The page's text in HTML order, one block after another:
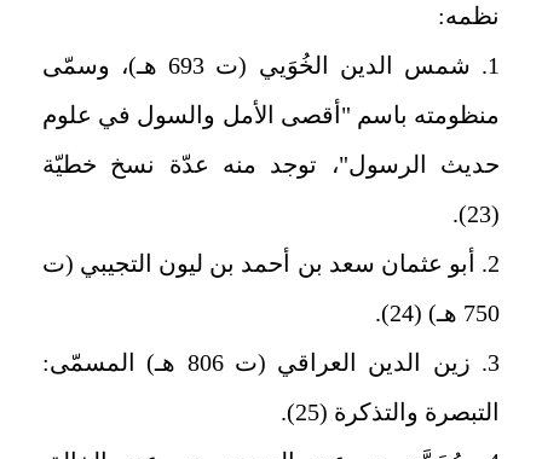
نظمه:
1. شمس الدين الخُوَيي (ت 693 هـ)، وسمّى
منظومته باسم "أقصى الأمل والسول في علوم
حديث الرسول"، توجد منه عدّة نسخ خطيّة
(23).
2. أبو عثمان سعد بن أحمد بن ليون التجيبي (ت
750 هـ) (24).
3. زين الدين العراقي (ت 806 هـ) المسمّى:
التبصرة والتذكرة (25).